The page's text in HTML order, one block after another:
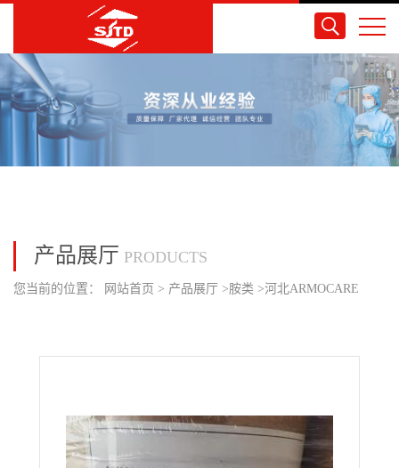
产品展厅 PRODUCTS
您当前的位置： 网站首页 > 产品展厅 >胺类 >河北ARMOCARE
国可发